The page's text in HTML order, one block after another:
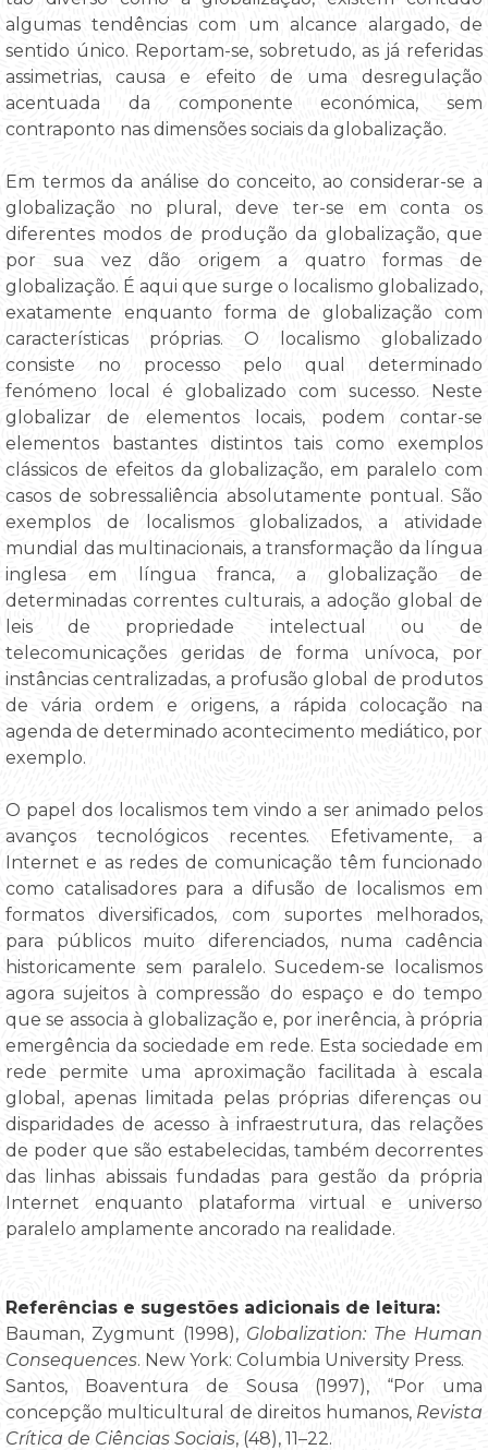
algumas tendências com um alcance alargado, de
sentido único. Reportam-se, sobretudo, as já referidas
assimetrias, causa e efeito de uma desregulação
acentuada da componente económica, sem
contraponto nas dimensões sociais da globalização.
Em termos da análise do conceito, ao considerar-se a
globalização no plural, deve ter-se em conta os
diferentes modos de produção da globalização, que
por sua vez dão origem a quatro formas de
globalização. É aqui que surge o localismo globalizado,
exatamente enquanto forma de globalização com
características próprias. O localismo globalizado
consiste no processo pelo qual determinado
fenómeno local é globalizado com sucesso. Neste
globalizar de elementos locais, podem contar-se
elementos bastantes distintos tais como exemplos
clássicos de efeitos da globalização, em paralelo com
casos de sobressaliência absolutamente pontual. São
exemplos de localismos globalizados, a atividade
mundial das multinacionais, a transformação da língua
inglesa em língua franca, a globalização de
determinadas correntes culturais, a adoção global de
leis de propriedade intelectual ou de
telecomunicações geridas de forma unívoca, por
instâncias centralizadas, a profusão global de produtos
de vária ordem e origens, a rápida colocação na
agenda de determinado acontecimento mediático, por
exemplo.
O papel dos localismos tem vindo a ser animado pelos
avanços tecnológicos recentes. Efetivamente, a
Internet e as redes de comunicação têm funcionado
como catalisadores para a difusão de localismos em
formatos diversificados, com suportes melhorados,
para públicos muito diferenciados, numa cadência
historicamente sem paralelo. Sucedem-se localismos
agora sujeitos à compressão do espaço e do tempo
que se associa à globalização e, por inerência, à própria
emergência da sociedade em rede. Esta sociedade em
rede permite uma aproximação facilitada à escala
global, apenas limitada pelas próprias diferenças ou
disparidades de acesso à infraestrutura, das relações
de poder que são estabelecidas, também decorrentes
das linhas abissais fundadas para gestão da própria
Internet enquanto plataforma virtual e universo
paralelo amplamente ancorado na realidade.
Referências e sugestões adicionais de leitura:
Bauman, Zygmunt (1998), Globalization: The Human
Consequences. New York: Columbia University Press.
Santos, Boaventura de Sousa (1997), “Por uma
concepção multicultural de direitos humanos, Revista
Crítica de Ciências Sociais, (48), 11–22.